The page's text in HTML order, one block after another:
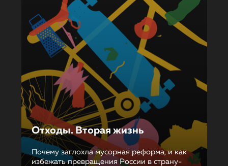
Отходы. Вторая жизнь
Почему заглохла мусорная реформа, и как
избежать превращения России в страну-